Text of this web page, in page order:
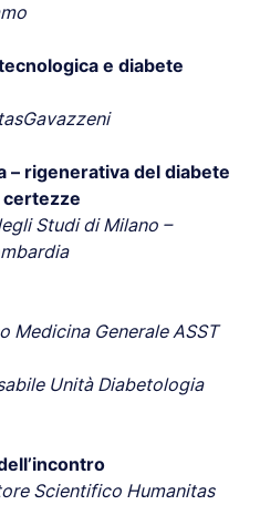
e diabete
– rigenerativa del diabete
certezze
Studi di Milano –
Medicina Generale ASST
Unità Diabetologia
Scientifico Humanitas